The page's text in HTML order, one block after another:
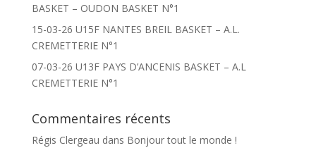
BASKET – OUDON BASKET N°1
15-03-26 U15F NANTES BREIL BASKET – A.L.
CREMETTERIE N°1
07-03-26 U13F PAYS D’ANCENIS BASKET – A.L
CREMETTERIE N°1
Commentaires récents
Régis Clergeau dans Bonjour tout le monde !